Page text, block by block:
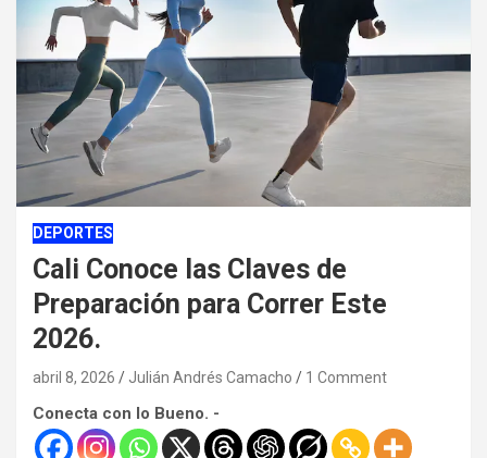
DEPORTES
Cali Conoce las Claves de
Preparación para Correr Este
2026.
abril 8, 2026 Julián Andrés Camacho 1 Comment
Conecta con lo Bueno. -